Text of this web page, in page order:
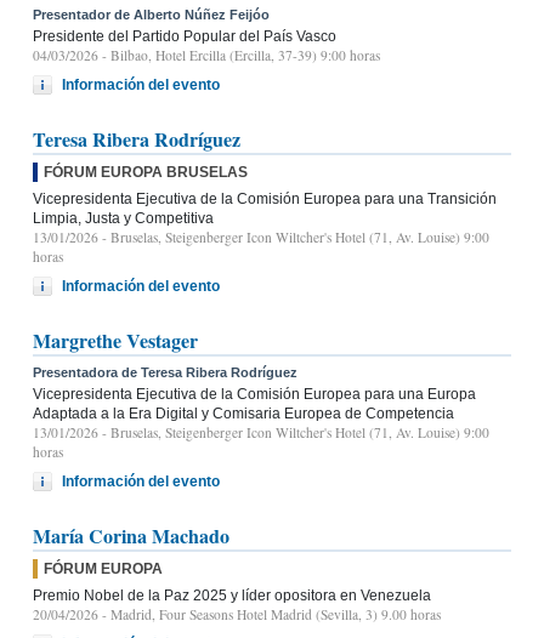
Presentador de Alberto Núñez Feijóo
Presidente del Partido Popular del País Vasco
04/03/2026 - Bilbao, Hotel Ercilla (Ercilla, 37-39) 9:00 horas
Información del evento
Teresa Ribera Rodríguez
FÓRUM EUROPA BRUSELAS
Vicepresidenta Ejecutiva de la Comisión Europea para una Transición
Limpia, Justa y Competitiva
13/01/2026 - Bruselas, Steigenberger Icon Wiltcher's Hotel (71, Av. Louise) 9:00
horas
Información del evento
Margrethe Vestager
Presentadora de Teresa Ribera Rodríguez
Vicepresidenta Ejecutiva de la Comisión Europea para una Europa
Adaptada a la Era Digital y Comisaria Europea de Competencia
13/01/2026 - Bruselas, Steigenberger Icon Wiltcher's Hotel (71, Av. Louise) 9:00
horas
Información del evento
María Corina Machado
FÓRUM EUROPA
Premio Nobel de la Paz 2025 y líder opositora en Venezuela
20/04/2026 - Madrid, Four Seasons Hotel Madrid (Sevilla, 3) 9.00 horas